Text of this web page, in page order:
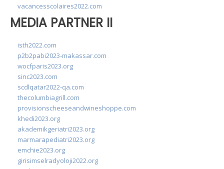
vacancesscolaires2022.com
MEDIA PARTNER II
isth2022.com
p2b2pabi2023-makassar.com
wocfparis2023.org
sinc2023.com
scdlqatar2022-qa.com
thecolumbiagrill.com
provisionscheeseandwineshoppe.com
khedi2023.org
akademikgeriatri2023.org
marmarapediatri2023.org
emchie2023.org
girisimselradyoloji2022.org